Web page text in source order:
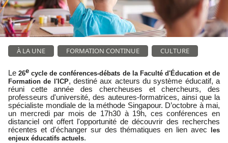
À LA UNE FORMATION CONTINUE CULTURE
Le26e cycle de conférences-débats de la Faculté d'Éducation et de
Formation de l'ICP, destiné aux acteurs du système éducatif, a
réuni cette année des chercheuses et chercheurs, des
professeurs d'université, des auteures-formatrices, ainsi que la
spécialiste mondiale de la méthode Singapour. D’octobre à mai,
un mercredi par mois de 17h30 à 19h, ces conférences en
distanciel ont offert l'opportunité de découvrir des recherches
récentes et d'échanger sur des thématiques en lien avec
les
enjeux éducatifs actuels.